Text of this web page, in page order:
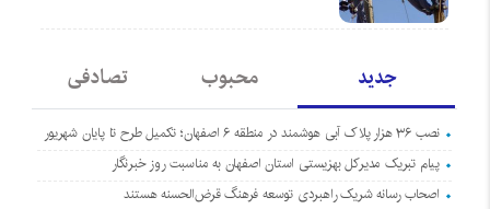
جدید محبوب تصادفی
نصب ۳۶ هزار پلاک آبی هوشمند در منطقه ۶ اصفهان؛ تکمیل طرح تا پایان شهریور
پیام تبریک مدیرکل بهزیستی استان اصفهان به مناسبت روز خبرنگار
اصحاب رسانه شریک راهبردی توسعه فرهنگ قرض‌الحسنه هستند